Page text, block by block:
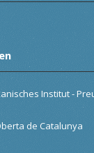
Institut -
de Catalunya